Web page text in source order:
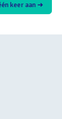
keer aan ➜